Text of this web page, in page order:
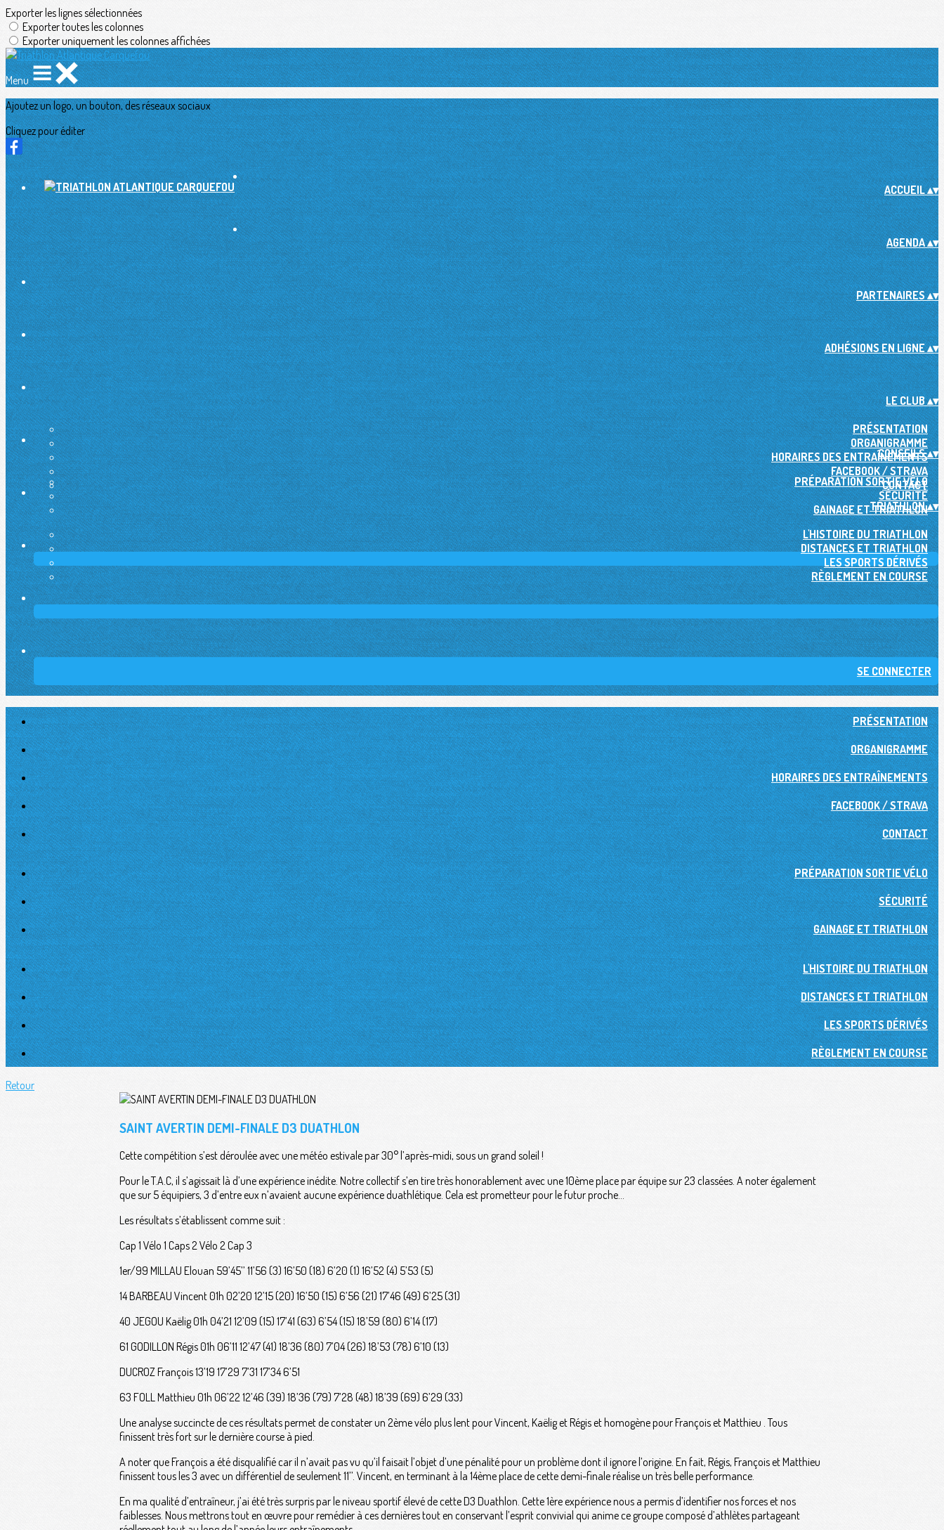
Exporter les lignes sélectionnées
Exporter toutes les colonnes
Exporter uniquement les colonnes affichées
Menu
Ajoutez un logo, un bouton, des réseaux sociaux
Cliquez pour éditer
ACCUEIL▴▾
AGENDA▴▾
PARTENAIRES▴▾
ADHÉSIONS EN LIGNE▴▾
LE CLUB▴▾
PRÉSENTATION
ORGANIGRAMME
HORAIRES DES ENTRAÎNEMENTS
FACEBOOK / STRAVA
CONTACT
CONSEILS▴▾
PRÉPARATION SORTIE VÉLO
SÉCURITÉ
GAINAGE ET TRIATHLON
TRIATHLON▴▾
L'HISTOIRE DU TRIATHLON
DISTANCES ET TRIATHLON
LES SPORTS DÉRIVÉS
RÈGLEMENT EN COURSE
SE CONNECTER
PRÉSENTATION
ORGANIGRAMME
HORAIRES DES ENTRAÎNEMENTS
FACEBOOK / STRAVA
CONTACT
PRÉPARATION SORTIE VÉLO
SÉCURITÉ
GAINAGE ET TRIATHLON
L'HISTOIRE DU TRIATHLON
DISTANCES ET TRIATHLON
LES SPORTS DÉRIVÉS
RÈGLEMENT EN COURSE
Retour
SAINT AVERTIN DEMI-FINALE D3 DUATHLON
Cette compétition s’est déroulée avec une météo estivale par 30° l’après-midi, sous un grand soleil !
Pour le T.A.C, il s’agissait là d’une expérience inédite. Notre collectif s’en tire très honorablement avec une 10ème place par équipe sur 23 classées. A noter également
que sur 5 équipiers, 3 d’entre eux n’avaient aucune expérience duathlétique. Cela est prometteur pour le futur proche…
Les résultats s’établissent comme suit :
Cap 1 Vélo 1 Caps 2 Vélo 2 Cap 3
1er/99 MILLAU Elouan 59’45’’ 11’56 (3) 16’50 (18) 6’20 (1) 16’52 (4) 5’53 (5)
14 BARBEAU Vincent 01h 02’20 12’15 (20) 16’50 (15) 6’56 (21) 17’46 (49) 6’25 (31)
40 JEGOU Kaëlig 01h 04’21 12’09 (15) 17’41 (63) 6’54 (15) 18’59 (80) 6’14 (17)
61 GODILLON Régis 01h 06’11 12’47 (41) 18’36 (80) 7’04 (26) 18’53 (78) 6’10 (13)
DUCROZ François 13’19 17’29 7’31 17’34 6’51
63 FOLL Matthieu 01h 06’22 12’46 (39) 18’36 (79) 7’28 (48) 18’39 (69) 6’29 (33)
Une analyse succincte de ces résultats permet de constater un 2ème vélo plus lent pour Vincent, Kaëlig et Régis et homogène pour François et Matthieu . Tous
finissent très fort sur le dernière course à pied.
A noter que François a été disqualifié car il n’avait pas vu qu’il faisait l’objet d’une pénalité pour un problème dont il ignore l’origine. En fait, Régis, François et Matthieu
finissent tous les 3 avec un différentiel de seulement 11’’. Vincent, en terminant à la 14ème place de cette demi-finale réalise un très belle performance.
En ma qualité d’entraîneur, j’ai été très surpris par le niveau sportif élevé de cette D3 Duathlon. Cette 1ère expérience nous a permis d’identifier nos forces et nos
faiblesses. Nous mettrons tout en œuvre pour remédier à ces dernières tout en conservant l’esprit convivial qui anime ce groupe composé d’athlètes partageant